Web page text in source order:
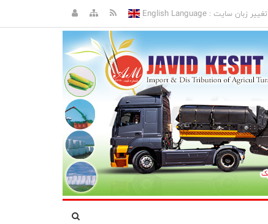
تغییر زبان سایت :English Language